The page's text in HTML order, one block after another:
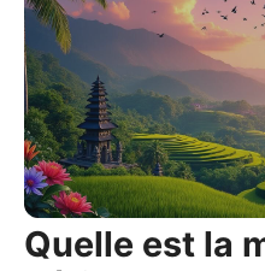
Quelle est la